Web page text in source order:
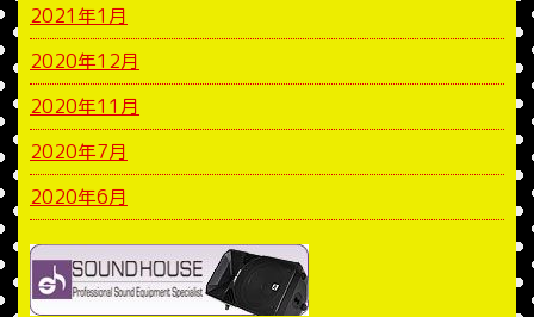
2021年1月
2020年12月
2020年11月
2020年7月
2020年6月